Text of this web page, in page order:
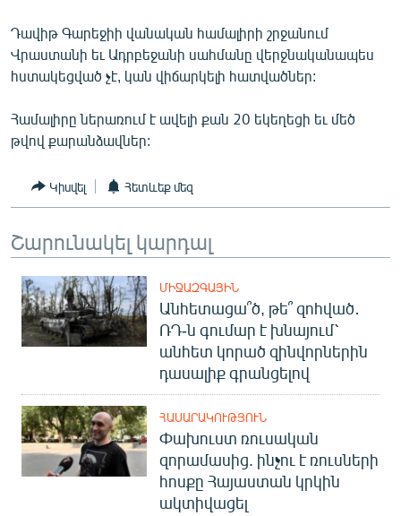
ԲԱՆԱՎԵՃ
ՁԳՏԵԼՈՎ ԼԱՎԱԳՈՒՅՆԻՆ
ՓՈԴՔԱՍԹ
English
«Ազատության» բոլոր կայքերը
Դավիթ Գարեջիի վանական համալիրի շրջանում
Վրաստանի եւ Ադրբեջանի սահմանը վերջնականապես
հստակեցված չէ, կան վիճարկելի հատվածներ:
Համալիրը ներառում է ավելի քան 20 եկեղեցի եւ մեծ
թվով քարանձավներ:
Կիսվել Հետևեք մեզ
Շարունակել կարդալ
ՄԻՋԱԶԳԱՅԻՆ
Անհետացա՞ծ, թե՞ զոհված․
ՌԴ-ն գումար է խնայում՝
անհետ կորած զինվորներին
դասալիք գրանցելով
ՀԱՍԱՐԱԿՈՒԹՅՈՒՆ
Փախուստ ռուսական
զորամասից. ինչու է ռուսների
հոսքը Հայաստան կրկին
ակտիվացել